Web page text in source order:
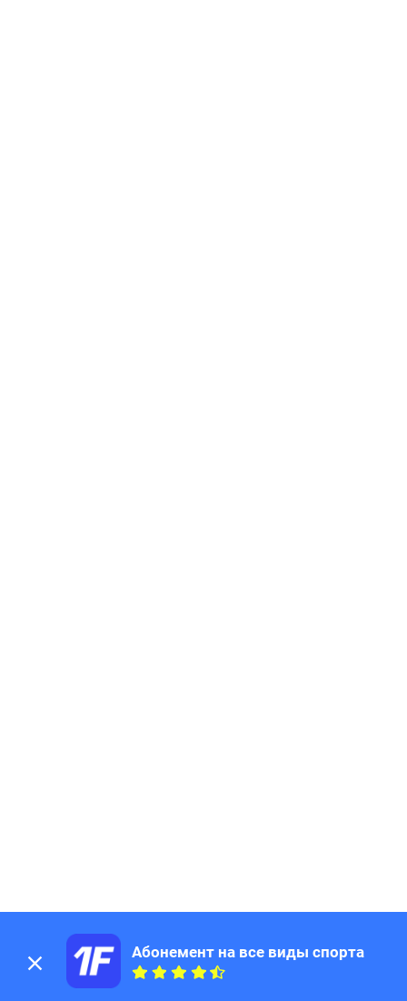
Абонемент на все виды спорта